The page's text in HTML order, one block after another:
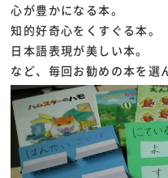
心が豊かになる本。
知的好奇心をくすぐる本。
日本語表現が美しい本。
など、毎回お勧めの本を選